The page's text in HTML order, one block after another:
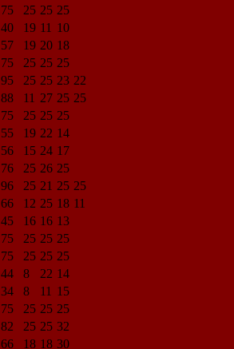
75 25 25 25
40 19 11 10
57 19 20 18
75 25 25 25
95 25 25 23 22
88 11 27 25 25
75 25 25 25
55 19 22 14
56 15 24 17
76 25 26 25
96 25 21 25 25
66 12 25 18 11
45 16 16 13
75 25 25 25
75 25 25 25
44 8 22 14
34 8 11 15
75 25 25 25
82 25 25 32
66 18 18 30